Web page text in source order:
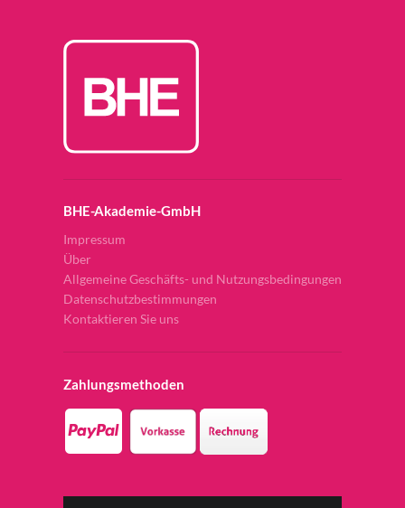
BHE-Akademie-GmbH
Impressum
Über
Allgemeine Geschäfts- und Nutzungsbedingungen
Datenschutzbestimmungen
Kontaktieren Sie uns
Zahlungsmethoden